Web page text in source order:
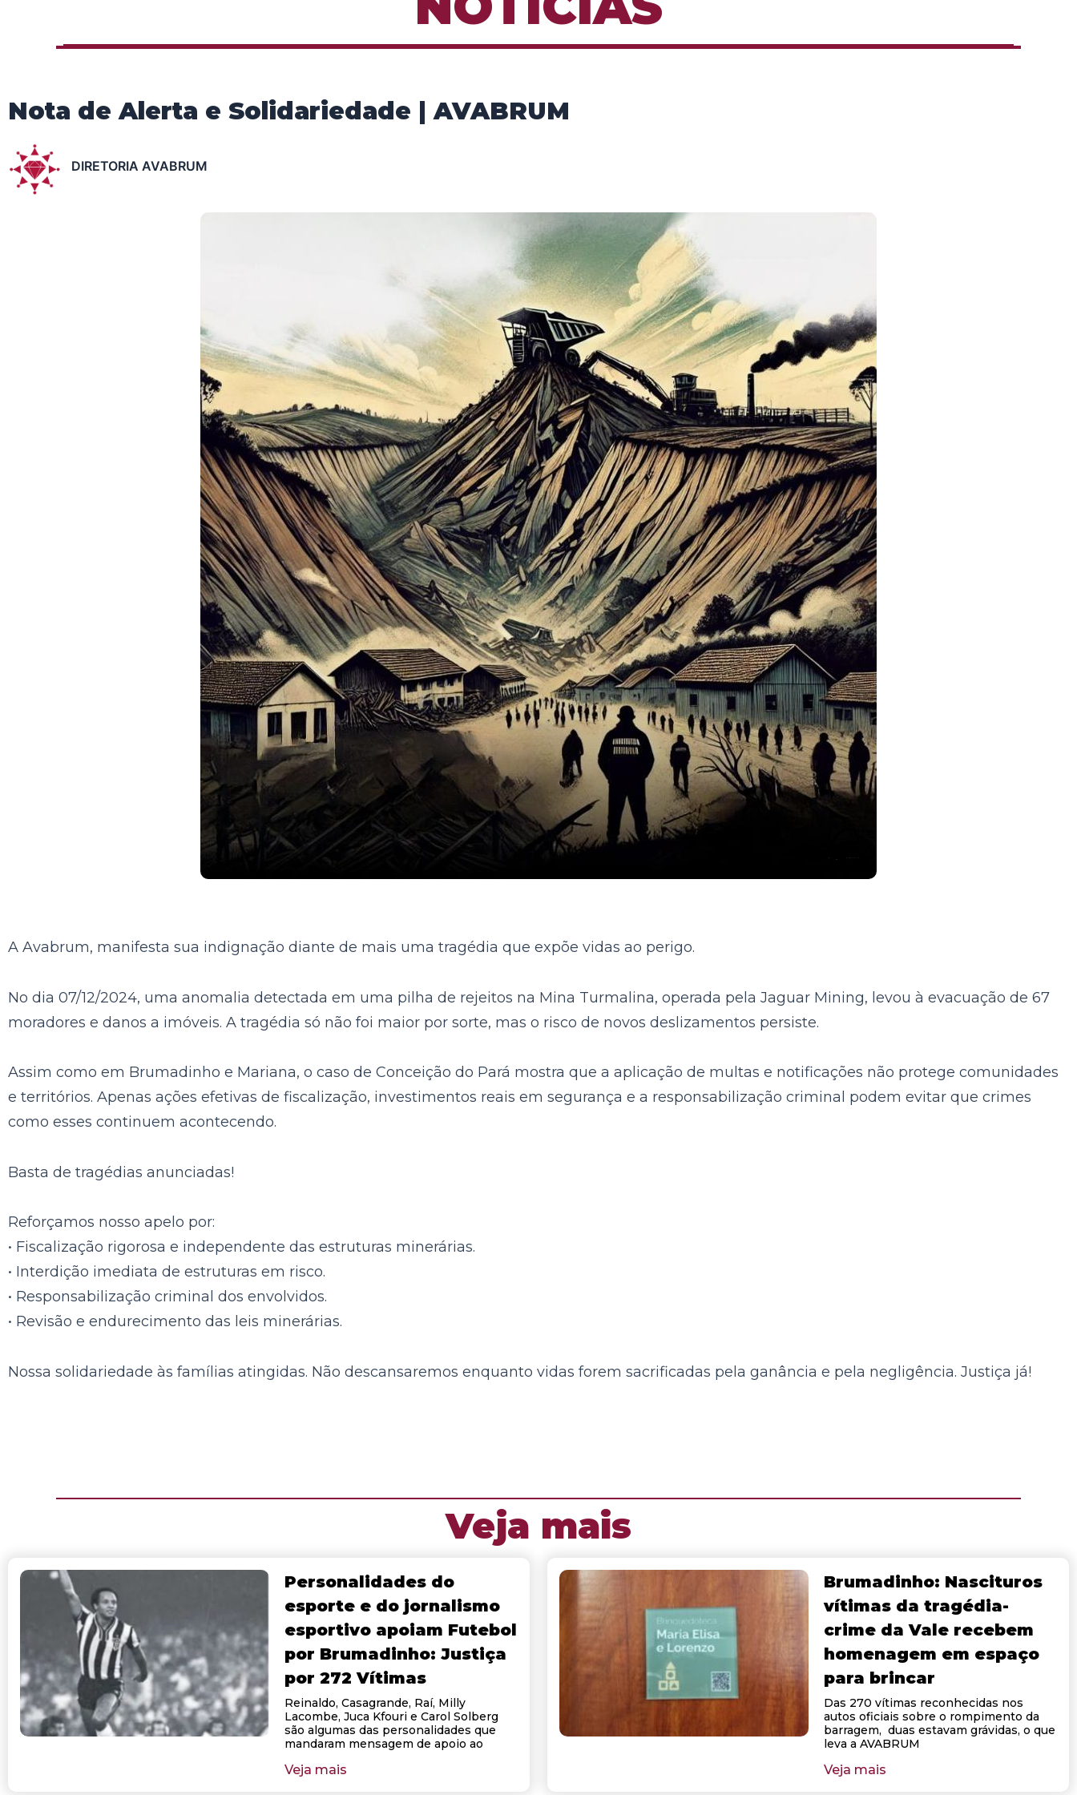
Nota de Alerta e Solidariedade | AVABRUM
DIRETORIA AVABRUM
A Avabrum, manifesta sua indignação diante de mais uma tragédia que expõe vidas ao perigo.
No dia 07/12/2024, uma anomalia detectada em uma pilha de rejeitos na Mina Turmalina, operada pela Jaguar Mining, levou à evacuação de 67
moradores e danos a imóveis. A tragédia só não foi maior por sorte, mas o risco de novos deslizamentos persiste.
Assim como em Brumadinho e Mariana, o caso de Conceição do Pará mostra que a aplicação de multas e notificações não protege comunidades
e territórios. Apenas ações efetivas de fiscalização, investimentos reais em segurança e a responsabilização criminal podem evitar que crimes
como esses continuem acontecendo.
Basta de tragédias anunciadas!
Reforçamos nosso apelo por:
• Fiscalização rigorosa e independente das estruturas minerárias.
• Interdição imediata de estruturas em risco.
• Responsabilização criminal dos envolvidos.
• Revisão e endurecimento das leis minerárias.
Nossa solidariedade às famílias atingidas. Não descansaremos enquanto vidas forem sacrificadas pela ganância e pela negligência. Justiça já!
Veja mais
Personalidades do
esporte e do jornalismo
esportivo apoiam Futebol
por Brumadinho: Justiça
por 272 Vítimas
Reinaldo, Casagrande, Raí, Milly
Lacombe, Juca Kfouri e Carol Solberg
são algumas das personalidades que
mandaram mensagem de apoio ao
Veja mais
Brumadinho: Nascituros
vítimas da tragédia-
crime da Vale recebem
homenagem em espaço
para brincar
Das 270 vítimas reconhecidas nos
autos oficiais sobre o rompimento da
barragem, duas estavam grávidas, o que
leva a AVABRUM
Veja mais